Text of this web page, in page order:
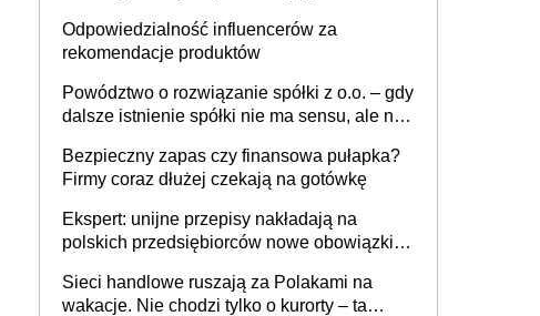
Odpowiedzialność influencerów za
rekomendacje produktów
Powództwo o rozwiązanie spółki z o.o. – gdy
dalsze istnienie spółki nie ma sensu, ale nie
Bezpieczny zapas czy finansowa pułapka?
Firmy coraz dłużej czekają na gotówkę
Ekspert: unijne przepisy nakładają na
polskich przedsiębiorców nowe obowiązki w
Sieci handlowe ruszają za Polakami na
wakacje. Nie chodzi tylko o kurorty – ta